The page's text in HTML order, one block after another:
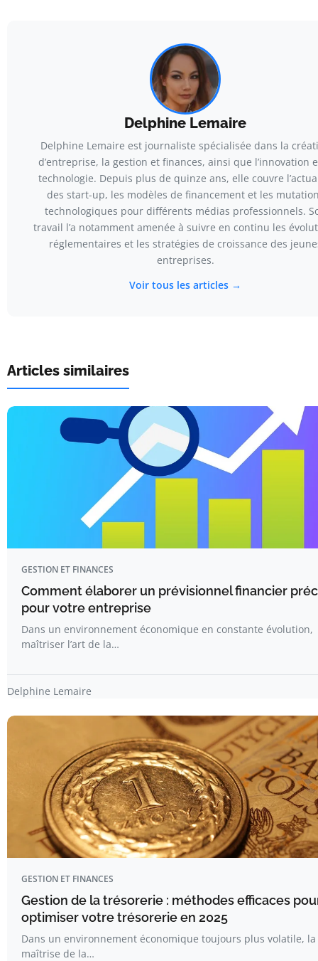
Delphine Lemaire
Delphine Lemaire est journaliste spécialisée dans la
d’entreprise, la gestion et finances, ainsi que l’innovation
technologie. Depuis plus de quinze ans, elle couvre
des start-up, les modèles de financement et les
technologiques pour différents médias professionnels.
travail l’a notamment amenée à suivre en continu les
réglementaires et les stratégies de croissance des
entreprises.
Voir tous les articles →
Articles similaires
GESTION ET FINANCES
Comment élaborer un prévisionnel financier
pour votre entreprise
Dans un environnement économique en constante évolution,
maîtriser l’art de la…
Delphine Lemaire
GESTION ET FINANCES
Gestion de la trésorerie : méthodes efficaces
optimiser votre trésorerie en 2025
Dans un environnement économique toujours plus volatile, la
maîtrise de la…